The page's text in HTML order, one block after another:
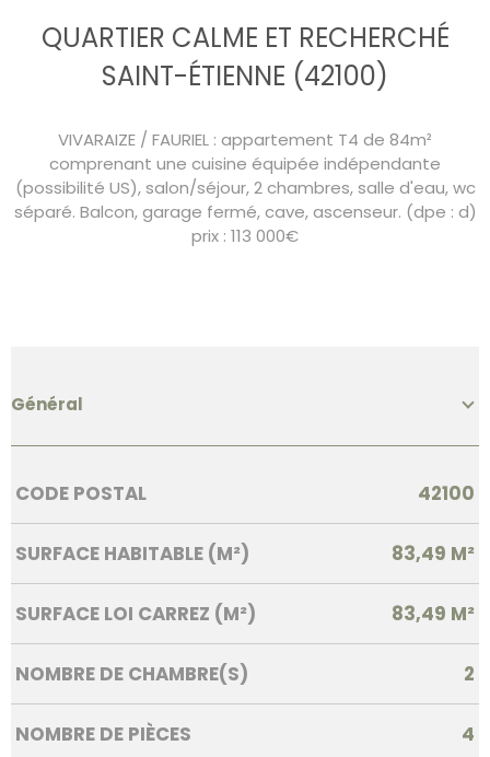
QUARTIER CALME ET RECHERCHÉ
SAINT-ÉTIENNE (42100)
VIVARAIZE / FAURIEL : appartement T4 de 84m²
comprenant une cuisine équipée indépendante
(possibilité US), salon/séjour, 2 chambres, salle d'eau, wc
séparé. Balcon, garage fermé, cave, ascenseur. (dpe : d)
prix : 113 000€
Général
Caractérisque Valeurs
CODE POSTAL 42100
SURFACE HABITABLE (M²) 83,49 M²
SURFACE LOI CARREZ (M²) 83,49 M²
NOMBRE DE CHAMBRE(S) 2
NOMBRE DE PIÈCES 4